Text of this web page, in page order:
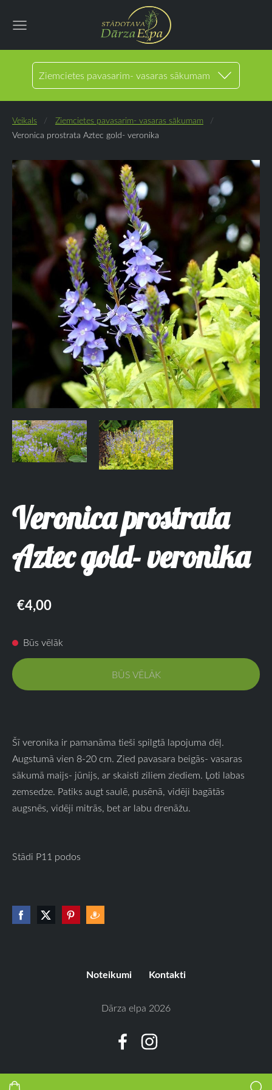
Ziemcietes pavasarim- vasaras sākumam
Veikals
Ziemcietes pavasarim- vasaras sākumam
Veronica prostrata Aztec gold- veronika
Veronica prostrata
Aztec gold- veronika
€4,00
Būs vēlāk
BŪS VĒLĀK
Šī veronika ir pamanāma tieši spilgtā lapojuma dēļ.
Augstumā vien 8-20 cm. Zied pavasara beigās- vasaras
sākumā maijs- jūnijs, ar skaisti ziliem ziediem. Ļoti labas
zemsedze. Patiks augt saulē, pusēnā, vidēji bagātās
augsnēs, vidēji mitrās, bet ar labu drenāžu.
Stādi P11 podos
Noteikumi Kontakti
Dārza elpa 2026